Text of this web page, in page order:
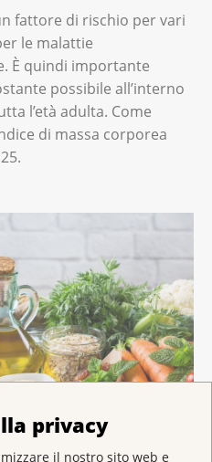
privacy
il nostro sito web e
fattore di rischio per vari
le malattie
È quindi importante
possibile all’interno
l’età adulta. Come
di massa corporea